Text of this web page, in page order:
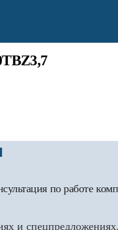
по работе
и спецпредложениях.